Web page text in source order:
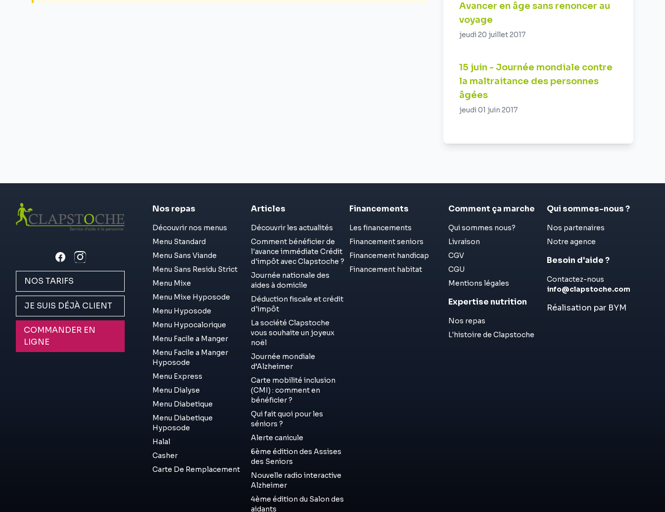
Avancer en âge sans renoncer au
voyage
jeudi 20 juillet 2017
15 juin - Journée mondiale contre
la maltraitance des personnes
âgées
jeudi 01 juin 2017
NOS TARIFS
JE SUIS DÉJÀ CLIENT
COMMANDER EN
LIGNE
Nos repas
Découvrir nos menus
Menu Standard
Menu Sans Viande
Menu Sans Residu Strict
Menu Mixe
Menu Mixe Hyposode
Menu Hyposode
Menu Hypocalorique
Menu Facile a Manger
Menu Facile a Manger
Hyposode
Menu Express
Menu Dialyse
Menu Diabetique
Menu Diabetique
Hyposode
Halal
Casher
Carte De Remplacement
Articles
Découvrir les actualités
Comment bénéficier de
l'avance immédiate Crédit
d'impôt avec Clapstoche ?
Journée nationale des
aides à domicile
Déduction fiscale et crédit
d'impôt
La société Clapstoche
vous souhaite un joyeux
noël
Journée mondiale
d’Alzheimer
Carte mobilité inclusion
(CMI) : comment en
bénéficier ?
Qui fait quoi pour les
séniors ?
Alerte canicule
6ème édition des Assises
des Seniors
Nouvelle radio interactive
Alzheimer
4ème édition du Salon des
aidants
Financements
Les financements
Financement seniors
Financement handicap
Financement habitat
Comment ça marche
Qui sommes nous?
Livraison
CGV
CGU
Mentions légales
Expertise nutrition
Nos repas
L'histoire de Clapstoche
Qui sommes-nous ?
Nos partenaires
Notre agence
Besoin d'aide ?
Contactez-nous
info@clapstoche.com
Réalisation par BYM